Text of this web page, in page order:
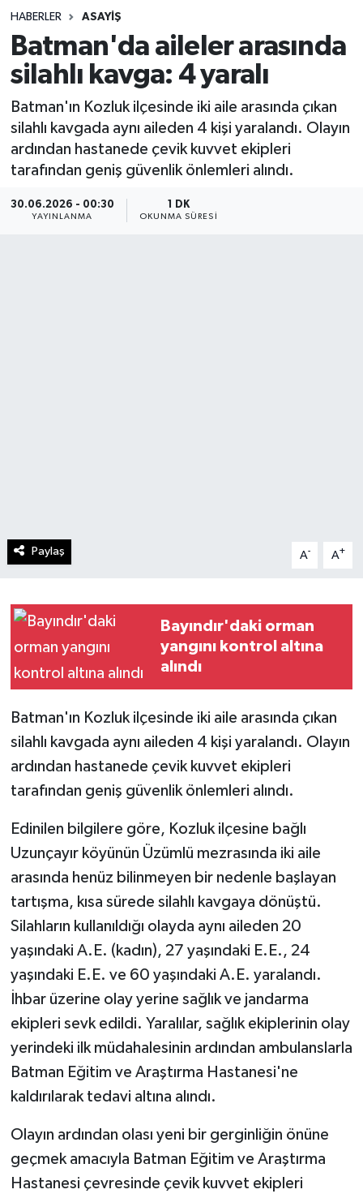
HABERLER ASAYIŞ
Batman'da aileler arasında
silahlı kavga: 4 yaralı
Batman'ın Kozluk ilçesinde iki aile arasında çıkan
silahlı kavgada aynı aileden 4 kişi yaralandı. Olayın
ardından hastanede çevik kuvvet ekipleri
tarafından geniş güvenlik önlemleri alındı.
30.06.2026 - 00:30
YAYINLANMA
1 DK
OKUNMA SÜRESI
Paylaş A- A+
Bayındır'daki orman
yangını kontrol altına
alındı
Batman'ın Kozluk ilçesinde iki aile arasında çıkan
silahlı kavgada aynı aileden 4 kişi yaralandı. Olayın
ardından hastanede çevik kuvvet ekipleri
tarafından geniş güvenlik önlemleri alındı.
Edinilen bilgilere göre, Kozluk ilçesine bağlı
Uzunçayır köyünün Üzümlü mezrasında iki aile
arasında henüz bilinmeyen bir nedenle başlayan
tartışma, kısa sürede silahlı kavgaya dönüştü.
Silahların kullanıldığı olayda aynı aileden 20
yaşındaki A.E. (kadın), 27 yaşındaki E.E., 24
yaşındaki E.E. ve 60 yaşındaki A.E. yaralandı.
İhbar üzerine olay yerine sağlık ve jandarma
ekipleri sevk edildi. Yaralılar, sağlık ekiplerinin olay
yerindeki ilk müdahalesinin ardından ambulanslarla
Batman Eğitim ve Araştırma Hastanesi'ne
kaldırılarak tedavi altına alındı.
Olayın ardından olası yeni bir gerginliğin önüne
geçmek amacıyla Batman Eğitim ve Araştırma
Hastanesi çevresinde çevik kuvvet ekipleri
Spor
Teknoloji
Yaşam